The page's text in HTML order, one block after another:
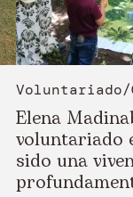
Voluntariado/
Elena
voluntariado
sido una